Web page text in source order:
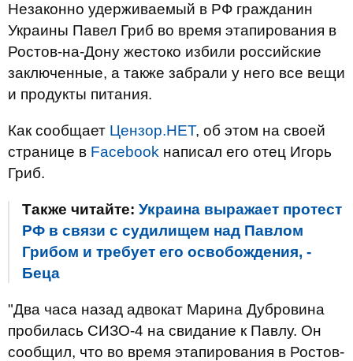
Незаконно удерживаемый в РФ гражданин
Украины Павел Гриб во время этапирования в
Ростов-на-Дону жестоко избили российские
заключенные, а также забрали у него все вещи
и продукты питания.
Как сообщает Цензор.НЕТ, об этом на своей
странице в Facebook написал его отец Игорь
Гриб.
Также читайте: Украина выражает протест
РФ в связи с судилищем над Павлом
Грибом и требует его освобождения, -
Беца
"Два часа назад адвокат Марина Дубровина
пробилась СИЗО-4 на свидание к Павлу. Он
сообщил, что во время этапирования в Ростов-